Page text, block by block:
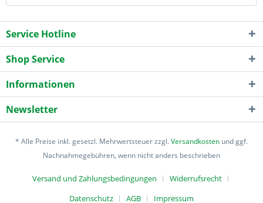
Service Hotline
Shop Service
Informationen
Newsletter
* Alle Preise inkl. gesetzl. Mehrwertsteuer zzgl.Versandkosten und ggf.
Nachnahmegebühren, wenn nicht anders beschrieben
Versand und Zahlungsbedingungen
Widerrufsrecht
Datenschutz
AGB Impressum